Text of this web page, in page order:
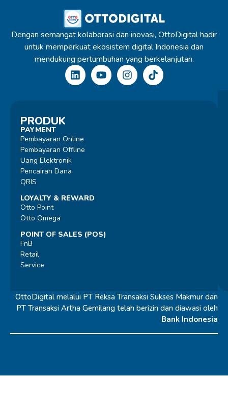
Dengan semangat kolaborasi dan inovasi, OttoDigital hadir
untuk memperkuat ekosistem digital Indonesia dan
mendukung pertumbuhan yang berkelanjutan.
PRODUK
PAYMENT
Pembayaran Online
Pembayaran Offline
Uang Elektronik
Pencairan Dana
QRIS
LOYALTY & REWARD
Otto Point
Otto Omega
POINT OF SALES (POS)
FnB
Retail
Service
OttoDigital melalui PT Reksa Transaksi Sukses Makmur dan
PT Transaksi Artha Gemilang telah berizin dan diawasi oleh
Bank Indonesia